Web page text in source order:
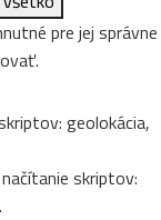
pre jej správne
geolokácia,
skriptov: